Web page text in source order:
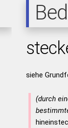
siehe
(durch